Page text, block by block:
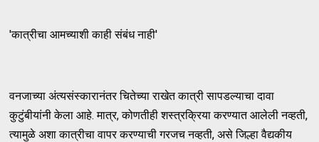
'कात्रीचा आमच्याशी काही संबंध नाही'
वनजाच्या अंत्यसंस्कारानंतर चितेच्या राखेत कात्री सापडल्याचा दावा
कुटुंबीयांनी केला आहे. मात्र, कोणतीही शस्त्रक्रिया करण्यात आलेली नव्हती,
त्यामुळे अशा कात्रीचा वापर करण्याची गरजच नव्हती, असे जिल्हा वैद्यकीय